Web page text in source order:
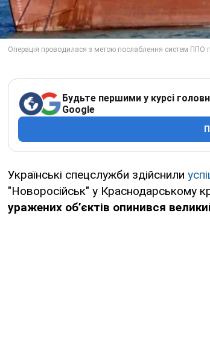
Будьте першими у курсі
Google
Українські спецслужби здійснили
"Новоросійськ" у Краснодарському
уражених об’єктів опинився